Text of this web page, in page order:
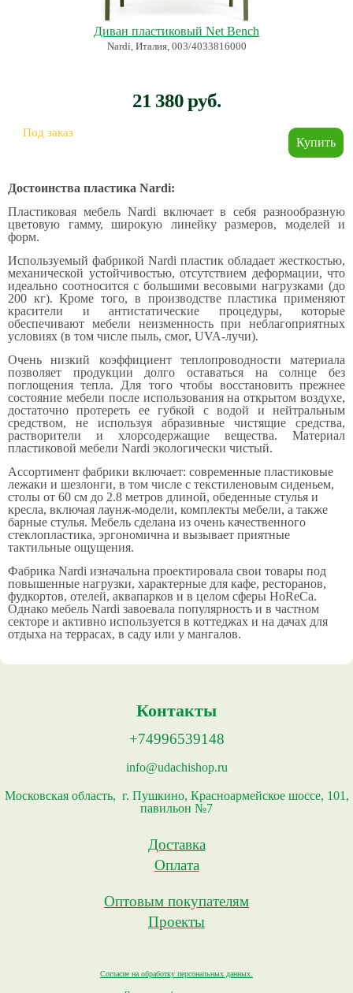
Диван пластиковый Net Bench
Nardi, Италия, 003/4033816000
21 380 руб.
Под заказ
Достоинства пластика Nardi:
Пластиковая мебель Nardi включает в себя разнообразную
цветовую гамму, широкую линейку размеров, моделей и
форм.
Используемый фабрикой Nardi пластик обладает жесткостью,
механической устойчивостью, отсутствием деформации, что
идеально соотносится с большими весовыми нагрузками (до
200 кг). Кроме того, в производстве пластика применяют
красители и антистатические процедуры, которые
обеспечивают мебели неизменность при неблагоприятных
условиях (в том числе пыль, смог, UVA-лучи).
Очень низкий коэффициент теплопроводности материала
позволяет продукции долго оставаться на солнце без
поглощения тепла. Для того чтобы восстановить прежнее
состояние мебели после использования на открытом воздухе,
достаточно протереть ее губкой с водой и нейтральным
средством, не используя абразивные чистящие средства,
растворители и хлорсодержащие вещества. Материал
пластиковой мебели Nardi экологически чистый.
Ассортимент фабрики включает: современные пластиковые
лежаки и шезлонги, в том числе с текстиленовым сиденьем,
столы от 60 см до 2.8 метров длиной, обеденные стулья и
кресла, включая лаунж-модели, комплекты мебели, а также
барные стулья. Мебель сделана из очень качественного
стеклопластика, эргономична и вызывает приятные
тактильные ощущения.
Фабрика Nardi изначальна проектировала свои товары под
повышенные нагрузки, характерные для кафе, ресторанов,
фудкортов, отелей, аквапарков и в целом сферы HoReCa.
Однако мебель Nardi завоевала популярность и в частном
секторе и активно используется в коттеджах и на дачах для
отдыха на террасах, в саду или у мангалов.
Контакты
+74996539148
info@udachishop.ru
Московская область, г. Пушкино, Красноармейское шоссе, 101,
павильон №7
Доставка
Оплата
Оптовым покупателям
Проекты
Согласие на обработку персональных данных.